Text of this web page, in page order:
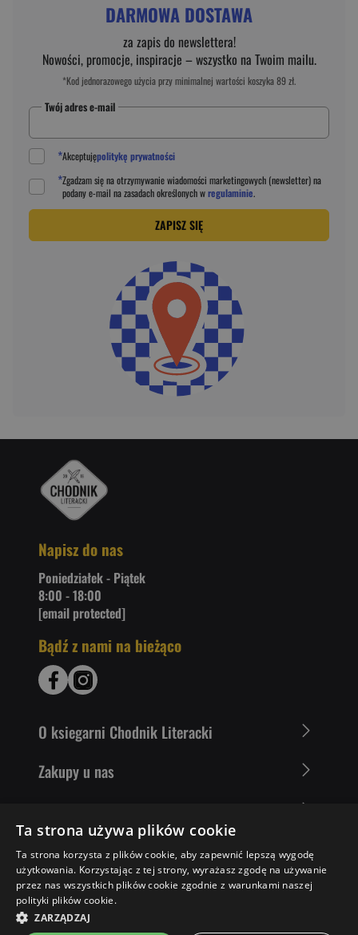
29,90 ZŁ
DARMOWA DOSTAWA
za zapis do newslettera!
Nowości, promocje, inspiracje – wszystko na Twoim mailu.
*Kod jednorazowego użycia przy minimalnej wartości koszyka 89 zł.
Twój adres e-mail
*Akceptujępolitykę prywatności
*Zgadzam się na otrzymywanie wiadomości marketingowych (newsletter) na
podanye-mail na zasadach określonych wregulaminie.
ZAPISZ SIĘ
Napisz do nas
Poniedziałek - Piątek
8:00 - 18:00
[email protected]
Bądź z nami na bieżąco
O ksiegarni Chodnik Literacki
Zakupy u nas
Literaci polecają
Ta strona używa plików cookie
Ta strona korzysta z plików cookie, aby zapewnić lepszą wygodę
użytkowania. Korzystając z tej strony, wyrażasz zgodę na używanie
przez nas wszystkich plików cookie zgodnie z warunkami naszej
polityki plików cookie.
ZARZĄDZAJ